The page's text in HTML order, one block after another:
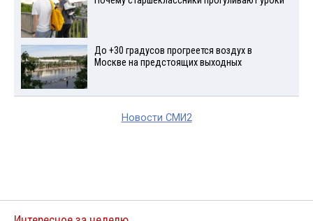
До +30 градусов прогреется воздух в
Москве на предстоящих выходных
Новости СМИ2